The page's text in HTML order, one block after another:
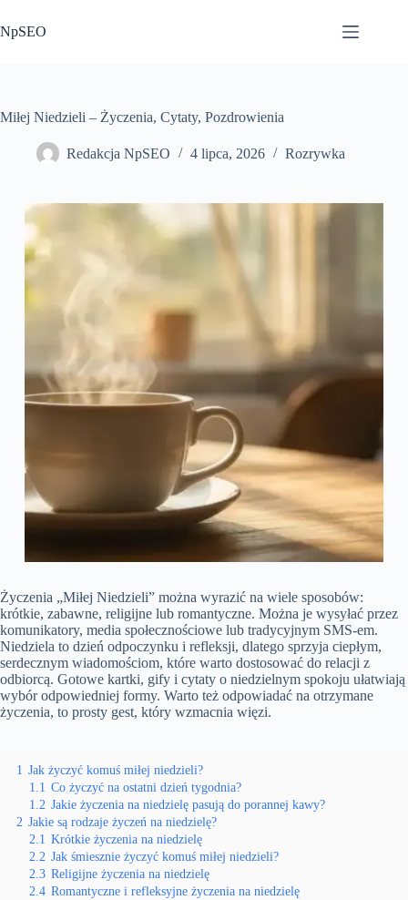
do
treści
NpSEO
Miłej Niedzieli – Życzenia, Cytaty, Pozdrowienia
Redakcja NpSEO 4 lipca, 2026 Rozrywka
Życzenia „Miłej Niedzieli” można wyrazić na wiele sposobów:
krótkie, zabawne, religijne lub romantyczne. Można je wysyłać przez
komunikatory, media społecznościowe lub tradycyjnym SMS-em.
Niedziela to dzień odpoczynku i refleksji, dlatego sprzyja ciepłym,
serdecznym wiadomościom, które warto dostosować do relacji z
odbiorcą. Gotowe kartki, gify i cytaty o niedzielnym spokoju ułatwiają
wybór odpowiedniej formy. Warto też odpowiadać na otrzymane
życzenia, to prosty gest, który wzmacnia więzi.
1 Jak życzyć komuś miłej niedzieli?
1.1 Co życzyć na ostatni dzień tygodnia?
1.2 Jakie życzenia na niedzielę pasują do porannej kawy?
2 Jakie są rodzaje życzeń na niedzielę?
2.1 Krótkie życzenia na niedzielę
2.2 Jak śmiesznie życzyć komuś miłej niedzieli?
2.3 Religijne życzenia na niedzielę
2.4 Romantyczne i refleksyjne życzenia na niedzielę